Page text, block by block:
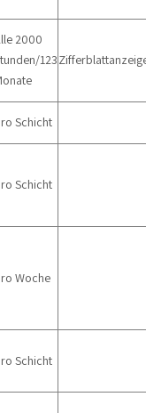
2000
123
Schicht
Schicht
Woche
Schicht